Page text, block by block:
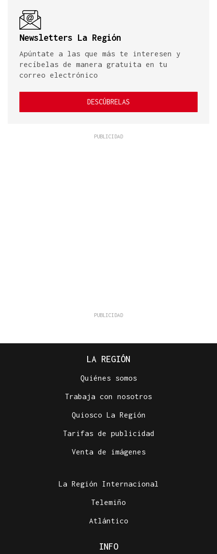
Newsletters La Región
Apúntate a las que más te interesen y
recíbelas de manera gratuita en tu
correo electrónico
DESCÚBRELAS
LA REGIÓN
Quiénes somos
Trabaja con nosotros
Quiosco La Región
Tarifas de publicidad
Venta de imágenes
La Región Internacional
Telemiño
Atlántico
INFO